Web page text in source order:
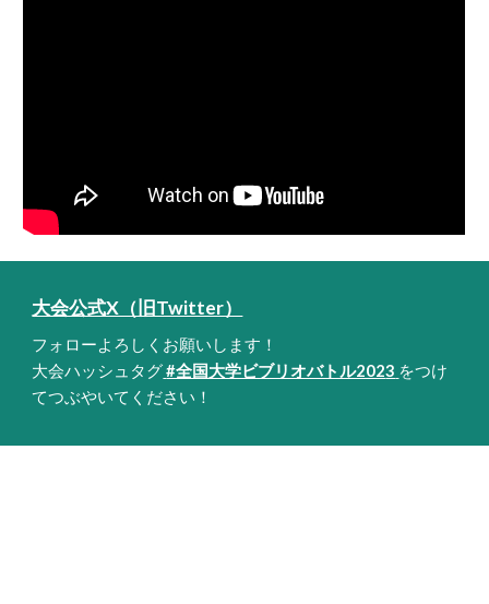
大会公式X（旧Twitter）
フォローよろしくお願いします！
大会ハッシュタグ #全国大学ビブリオバトル2023 をつけ
てつぶやいてください！